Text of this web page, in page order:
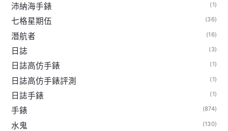
沛納海手錶 (1)
七格星期伍 (36)
潛航者 (16)
日誌 (3)
日誌高仿手錶 (1)
日誌高仿手錶評測 (1)
日誌手錶 (1)
手錶 (874)
水鬼 (130)